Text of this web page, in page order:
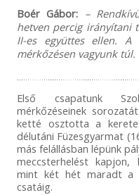
Boér Gábor: –
hetven percig irányítani
II-es együttes ellen. A
mérkőzésen vagyunk túl.
Első csapatunk
mérkőzéseinek
ketté osztotta a
délutáni Füzesgyarmat
más felállásban lépünk
meccsterhelést
mint két hét maradt a
csatáig.